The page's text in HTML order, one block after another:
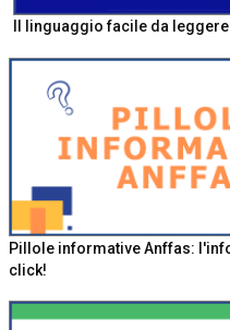
Il linguaggio facile da leggere
Pillole informative Anffas:
click!